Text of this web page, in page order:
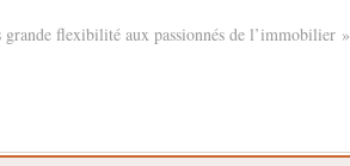
flexibilité aux passionnés de l’immobilier »